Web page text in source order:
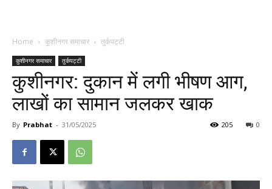
Home कुशीनगर समाचार तुर्कपट्टी
कुशीनगर समाचार तुर्कपट्टी
कुशीनगर: दुकान में लगी भीषण आग,
लाखों का सामान जलकर खाक
By Prabhat - 31/05/2025 0
205